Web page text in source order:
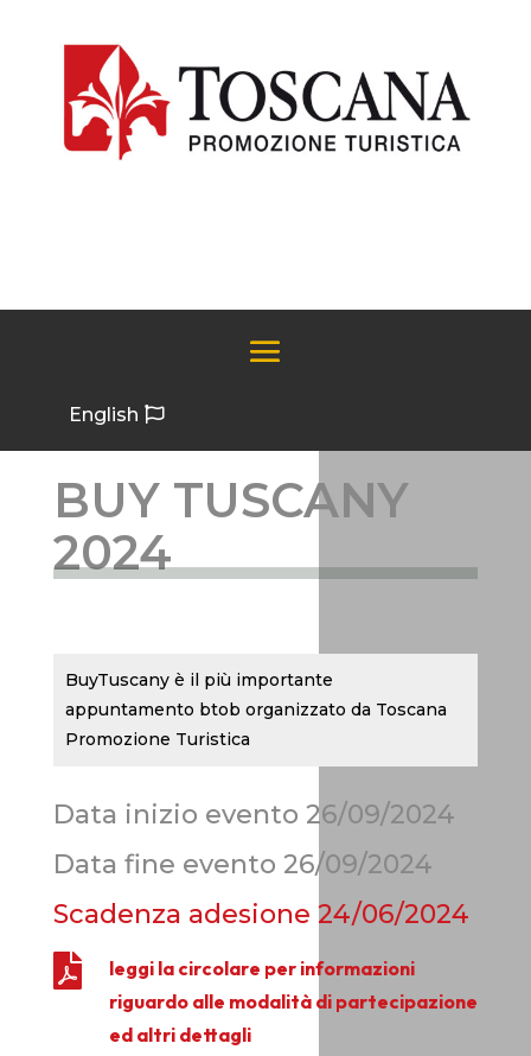
English
BUY TUSCANY
2024
BuyTuscany è il più importante
appuntamento btob organizzato da Toscana
Promozione Turistica
Data inizio evento 26/09/2024
Data fine evento 26/09/2024
Scadenza adesione 24/06/2024

leggi la circolare per informazioni
riguardo alle modalità di partecipazione
ed altri dettagli